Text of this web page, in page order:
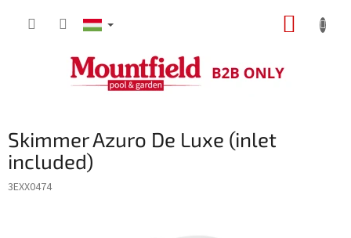
KOSÁR
Skimmer Azuro De Luxe (inlet
included)
3EXX0474